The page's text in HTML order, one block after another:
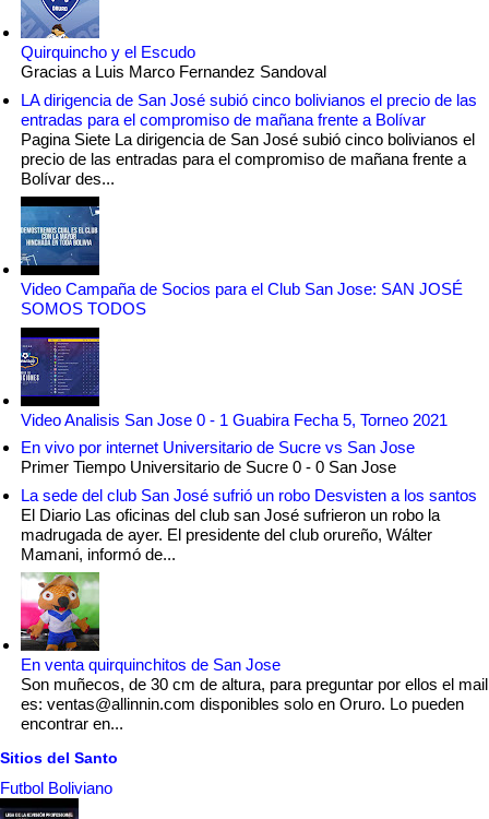
Quirquincho y el Escudo
Gracias a Luis Marco Fernandez Sandoval
LA dirigencia de San José subió cinco bolivianos el precio de las
entradas para el compromiso de mañana frente a Bolívar
Pagina Siete La dirigencia de San José subió cinco bolivianos el
precio de las entradas para el compromiso de mañana frente a
Bolívar des...
Video Campaña de Socios para el Club San Jose: SAN JOSÉ
SOMOS TODOS
Video Analisis San Jose 0 - 1 Guabira Fecha 5, Torneo 2021
En vivo por internet Universitario de Sucre vs San Jose
Primer Tiempo Universitario de Sucre 0 - 0 San Jose
La sede del club San José sufrió un robo Desvisten a los santos
El Diario Las oficinas del club san José sufrieron un robo la
madrugada de ayer. El presidente del club orureño, Wálter
Mamani, informó de...
En venta quirquinchitos de San Jose
Son muñecos, de 30 cm de altura, para preguntar por ellos el mail
es: ventas@allinnin.com disponibles solo en Oruro. Lo pueden
encontrar en...
Sitios del Santo
Futbol Boliviano